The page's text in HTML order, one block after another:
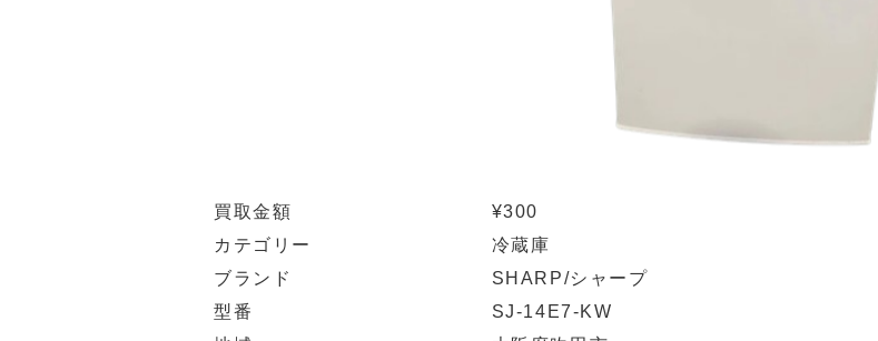
買取金額
¥300
カテゴリー
冷蔵庫
ブランド
SHARP/シャープ
型番
SJ-14E7-KW